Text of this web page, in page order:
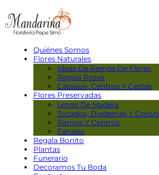
Quiénes Somos
Flores Naturales
Ideas De Ramos De Flores
Regala Rosas
Capazos, Centros Y Cestas
Flores Preservadas
Letras De Madera
Tocados, Diademas Y
Ramos Y Centros
Fanales
Regala Bonito
Plantas
Funerario
Decoramos Tu Boda